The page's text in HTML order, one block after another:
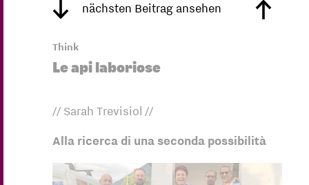
nächsten Beitrag ansehen
Think
Le api laboriose
// Sarah Trevisiol //
Alla ricerca di una seconda possibilità